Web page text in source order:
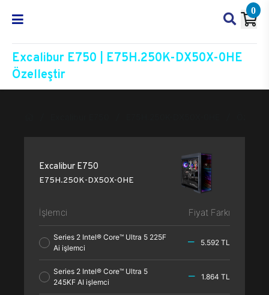
0
Excalibur E750 | E75H.250K-DX50X-0HE
Özelleştir
Excalibur E750
E75H.250K-DX50X-0HE
İşlemci Fiyat Farkı
Series 2 Intel® Core™ Ultra 5 225F
Ai işlemci
5.592 TL
Series 2 Intel® Core™ Ultra 5
245KF AI işlemci
1.864 TL